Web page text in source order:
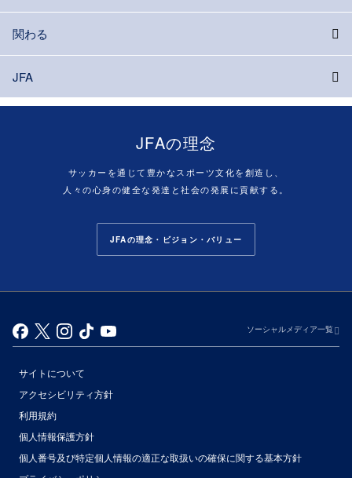
関わる
JFA
JFAの理念
サッカーを通じて豊かなスポーツ文化を創造し、
人々の心身の健全な発達と社会の発展に貢献する。
JFAの理念・ビジョン・バリュー
ソーシャルメディア一覧
サイトについて
アクセシビリティ方針
利用規約
個人情報保護方針
個人番号及び特定個人情報の適正な取扱いの確保に関する基本方針